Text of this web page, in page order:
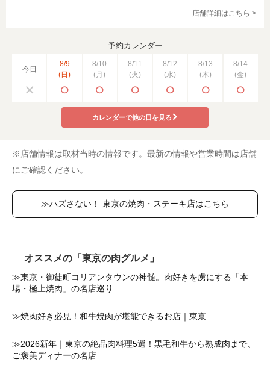
店舗詳細はこちら >
予約カレンダー
今日
8/9
(日)
8/10
(月)
8/11
(火)
8/12
(水)
8/13
(木)
8/14
(金)
カレンダーで他の日を見る
※店舗情報は取材当時の情報です。最新の情報や営業時間は店舗
にご確認ください。
≫ハズさない！ 東京の焼肉・ステーキ店はこちら
オススメの「東京の肉グルメ」
≫東京・御徒町コリアンタウンの神髄。肉好きを虜にする「本
場・極上焼肉」の名店巡り
≫焼肉好き必見！和牛焼肉が堪能できるお店｜東京
≫2026新年｜東京の絶品肉料理5選！黒毛和牛から熟成肉まで、
ご褒美ディナーの名店